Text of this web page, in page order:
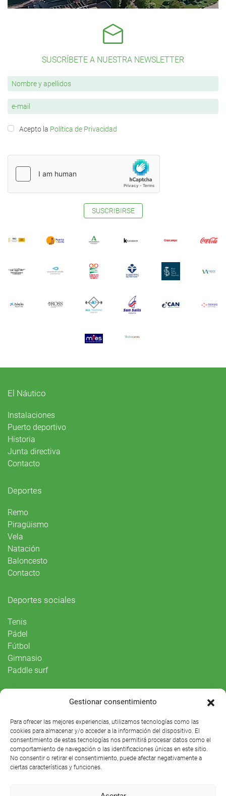
Gestionar consentimiento
Para ofrecer las mejores experiencias, utilizamos tecnologías como las
cookies para almacenar y/o acceder a la información del dispositivo. El
consentimiento de estas tecnologías nos permitirá procesar datos como el
comportamiento de navegación o las identificaciones únicas en este sitio.
No consentir o retirar el consentimiento, puede afectar negativamente a
ciertas características y funciones.
SUSCRÍBETE A NUESTRA NEWSLETTER
Acepto la Política de Privacidad
SUSCRIBIRSE
El Náutico
Instalaciones
Puerto deportivo
Historia
Junta directiva
Contacto
Deportes
Remo
Piragüismo
Vela
Natación
Baloncesto
Contacto
Deportes sociales
Tenis
Pádel
Fútbol
Gimnasio
Paddle surf
Agenda